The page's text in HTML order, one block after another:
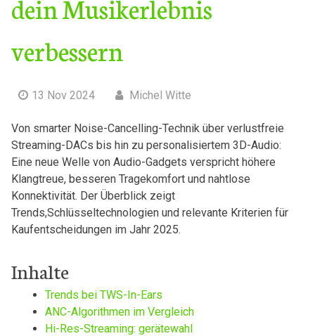
dein Musikerlebnis
verbessern
13 Nov 2024 Michel Witte
Von‌ smarter Noise-Cancelling-Technik über verlustfreie
Streaming-DACs bis hin zu personalisiertem ‌3D-Audio:⁢
Eine neue Welle ‌von Audio-Gadgets verspricht höhere‍
Klangtreue, besseren‌ Tragekomfort und nahtlose⁢
Konnektivität.‍ Der Überblick zeigt
Trends,Schlüsseltechnologien‌ und relevante Kriterien für
Kaufentscheidungen im ⁤Jahr 2025.
Inhalte
Trends ⁤bei TWS-In-Ears
ANC-Algorithmen im Vergleich
Hi-Res-Streaming: gerätewahl